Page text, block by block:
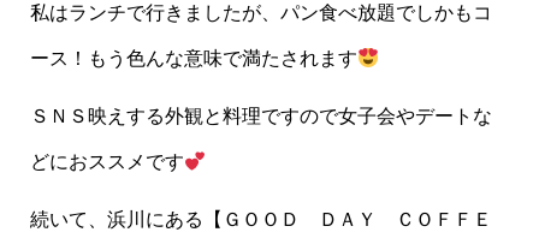
私はランチで行きましたが、パン食べ放題でしかもコ
ース！もう色んな意味で満たされます
ＳＮＳ映えする外観と料理ですので女子会やデートな
どにおススメです
続いて、浜川にある【ＧＯＯＤ ＤＡＹ ＣＯＦＦＥ